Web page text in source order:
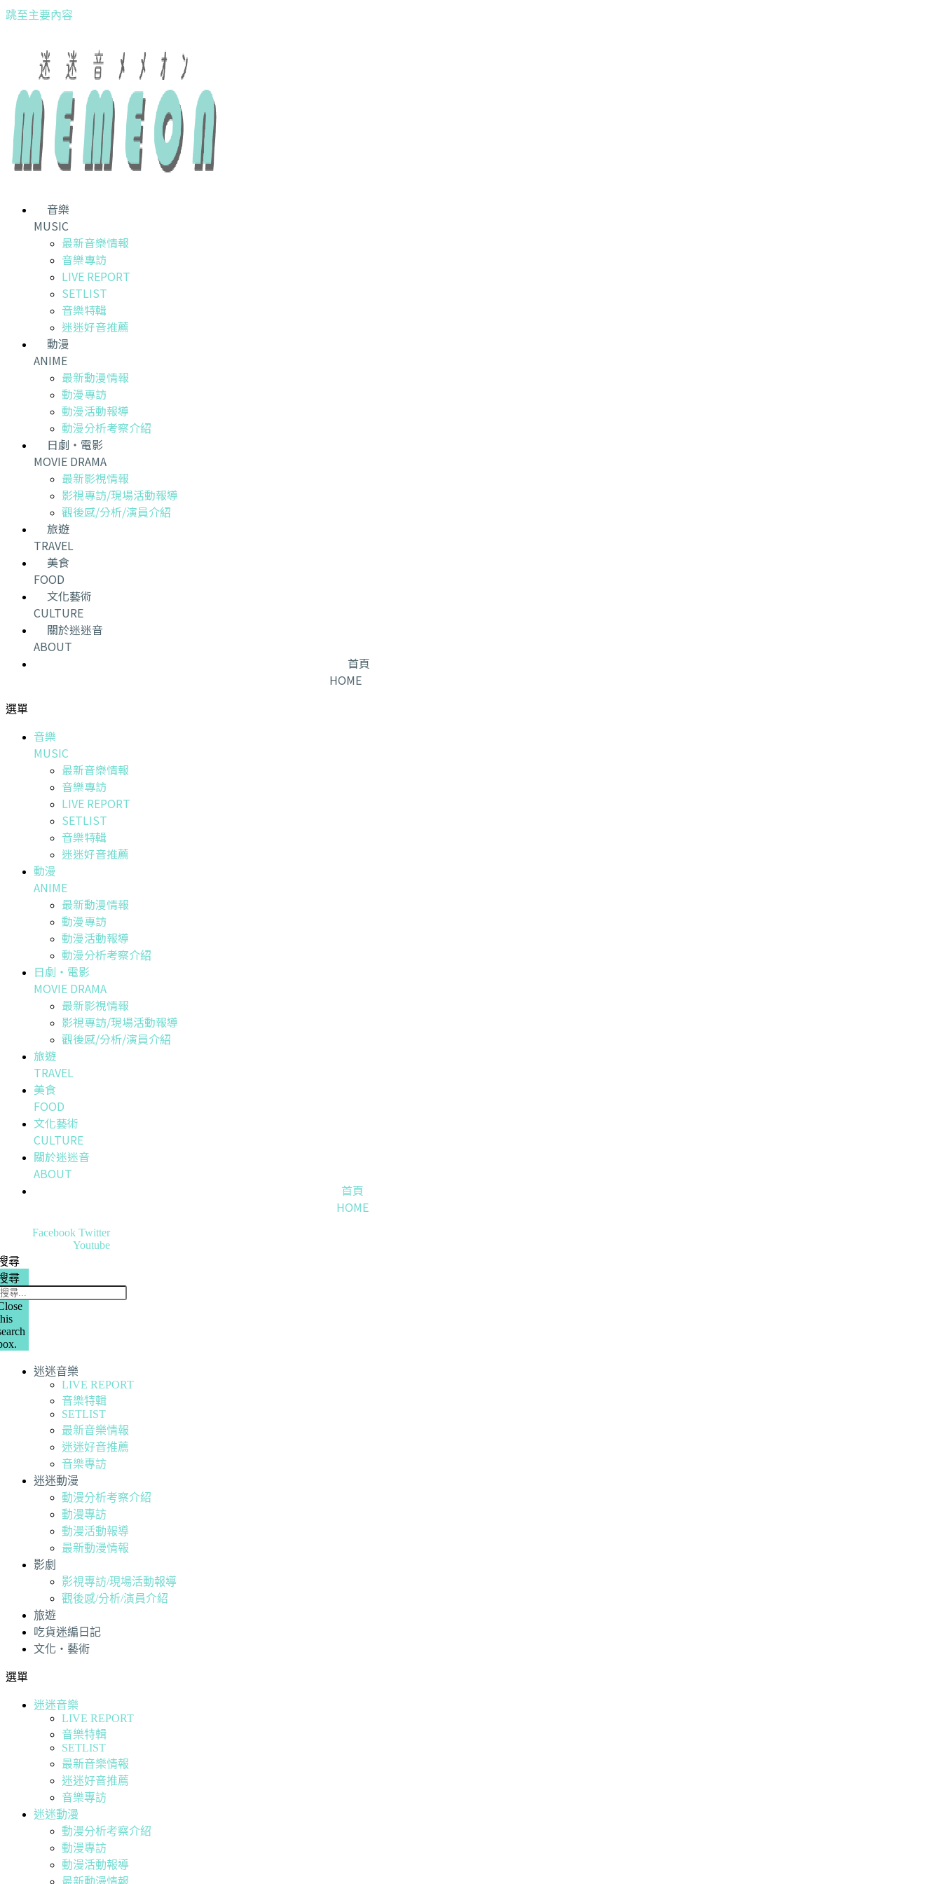
跳至主要內容
音樂
MUSIC
最新音樂情報
音樂專訪
LIVE REPORT
SETLIST
音樂特輯
迷迷好音推薦
動漫
ANIME
最新動漫情報
動漫專訪
動漫活動報導
動漫分析考察介紹
日劇・電影
MOVIE DRAMA
最新影視情報
影視專訪/現場活動報導
觀後感/分析/演員介紹
旅遊
TRAVEL
美食
FOOD
文化藝術
CULTURE
關於迷迷音
ABOUT
首頁
HOME
選單
音樂
MUSIC
最新音樂情報
音樂專訪
LIVE REPORT
SETLIST
音樂特輯
迷迷好音推薦
動漫
ANIME
最新動漫情報
動漫專訪
動漫活動報導
動漫分析考察介紹
日劇・電影
MOVIE DRAMA
最新影視情報
影視專訪/現場活動報導
觀後感/分析/演員介紹
旅遊
TRAVEL
美食
FOOD
文化藝術
CULTURE
關於迷迷音
ABOUT
首頁
HOME
Facebook Twitter
Youtube
尋
尋
迷迷音樂
LIVE REPORT
音樂特輯
SETLIST
最新音樂情報
迷迷好音推薦
音樂專訪
迷迷動漫
動漫分析考察介紹
動漫專訪
動漫活動報導
最新動漫情報
影劇
影視專訪/現場活動報導
觀後感/分析/演員介紹
旅遊
吃貨迷編日記
文化・藝術
選單
迷迷音樂
LIVE REPORT
音樂特輯
SETLIST
最新音樂情報
迷迷好音推薦
音樂專訪
迷迷動漫
動漫分析考察介紹
動漫專訪
動漫活動報導
最新動漫情報